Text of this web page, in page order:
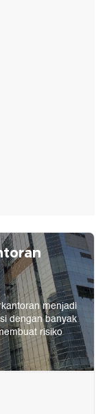
menjadi
dengan banyak
risiko